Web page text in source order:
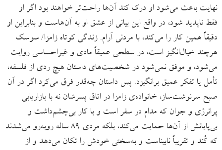
نهایت باعث می‌شود او درک کند آن‌ها راحت‌تر خواهند بود اگر او
فقط ناپدید شود، در واقع این بیانی از عشق او به آن‌هاست و بنابراین او
دقیقاً همین کار را می‌کند، با مردنی آرام. زندگی کوتاه زامزا/ سوسک
هرچند خیال‌انگیز است، در سطحی عمیقاً مادی و غیراحساسی روایت
می‌شود، و موفق نمی‌شود در شخصیت‌های داستان هیچ ردی از فلسفه،
تأمل یا تفکر عمیق برانگیزد. پس داستان چه‌قدر فرق می‌کرد اگر در آن
صبح سرنوشت‌ساز، خانواده‌ی زامزا در اتاق پسرشان نه با بازاریابی
پرانرژی و جوان که مدام در سفر است و با کار بی‌چشم‌داشت و
بی‌پایانش از آن‌ها حمایت می‌کند، بلکه مردی ۸۹ ساله روبه‌رو می‌شدند
که کُند و تقریباً نابیناست و به‌سختی خودش را تکان می‌دهد و از